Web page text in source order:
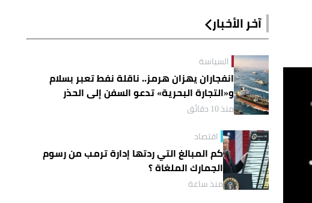
آخر الأخبار
السياسة
انفجاران يهزان هرمز.. ناقلة نفط تعبر بسلام
و«التجارة البحرية» تدعو السفن إلى الحذر
منذ 10 دقائق
اقتصاد
كم المبالغ التي ردتها إدارة ترمب من رسوم
الجمارك الملغاة ؟
منذ ساعة